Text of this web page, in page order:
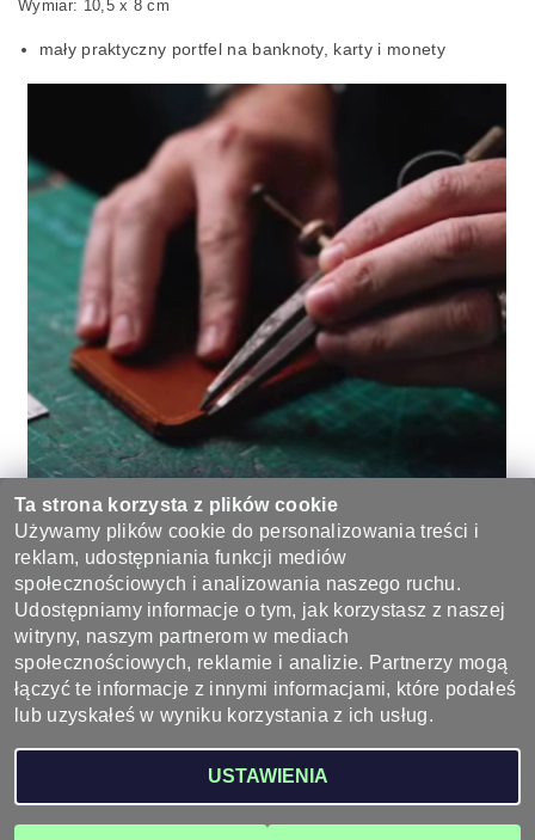
Wymiar: 10,5 x 8 cm
mały praktyczny portfel na banknoty, karty i monety
Bądź pierwszą osobą, która napisze opinię do tego produktu.
Dodaj komentarz
Wyroby ze skóry - sklep skórzany, galanteria skórzana
zastrzeżone
Ta strona korzysta z plików cookie
Używamy plików cookie do personalizowania treści i
reklam, udostępniania funkcji mediów
społecznościowych i analizowania naszego ruchu.
Udostępniamy informacje o tym, jak korzystasz z naszej
witryny, naszym partnerom w mediach
społecznościowych, reklamie i analizie. Partnerzy mogą
łączyć te informacje z innymi informacjami, które podałeś
lub uzyskałeś w wyniku korzystania z ich usług.
USTAWIENIA